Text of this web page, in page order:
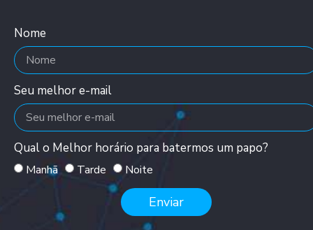
Nome
Seu melhor e-mail
Qual o Melhor horário para batermos um papo?
Manhã Tarde Noite
Enviar